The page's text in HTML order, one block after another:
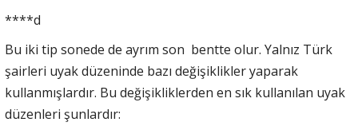
****d
Bu iki tip sonede de ayrım son bentte olur. Yalnız Türk
şairleri uyak düzeninde bazı değişiklikler yaparak
kullanmışlardır. Bu değişikliklerden en sık kullanılan uyak
düzenleri şunlardır: